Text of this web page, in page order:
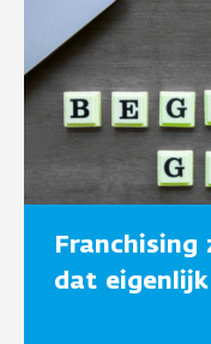
Franchising
dat eigenlijk